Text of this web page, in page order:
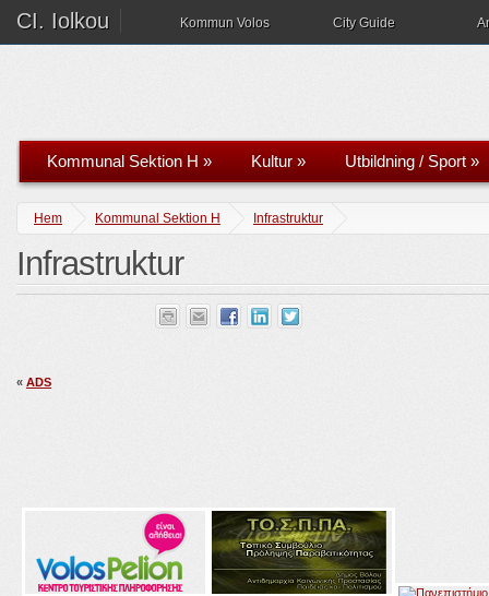
CI. Iolkou Kommun Volos City Guide
Kommunal Sektion H » Kultur » Utbildning / Sport »
Hem Kommunal Sektion H Infrastruktur
Infrastruktur
« ADS